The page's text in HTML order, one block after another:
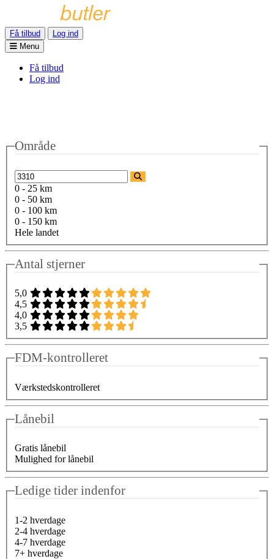
Få tilbud
Log ind
Menu
Få tilbud
Log ind
Område
0 - 25 km
0 - 50 km
0 - 100 km
0 - 150 km
Hele landet
Antal stjerner
5,0
4,5
4,0
3,5
FDM-kontrolleret
Værkstedskontrolleret
Lånebil
Gratis lånebil
Mulighed for lånebil
Ledige tider indenfor
1-2 hverdage
2-4 hverdage
4-7 hverdage
7+ hverdage